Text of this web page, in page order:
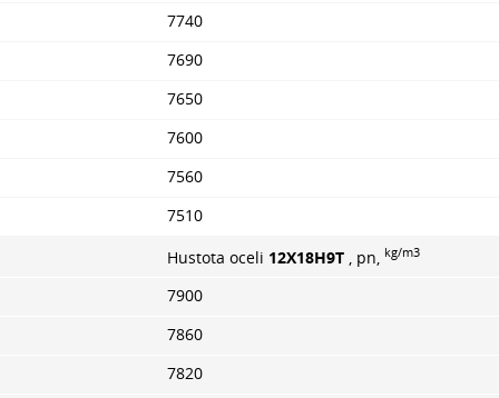
7740
7690
7650
7600
7560
7510
Hustota oceli 12Х18Н9Т , pn, kg/m3
7900
7860
7820